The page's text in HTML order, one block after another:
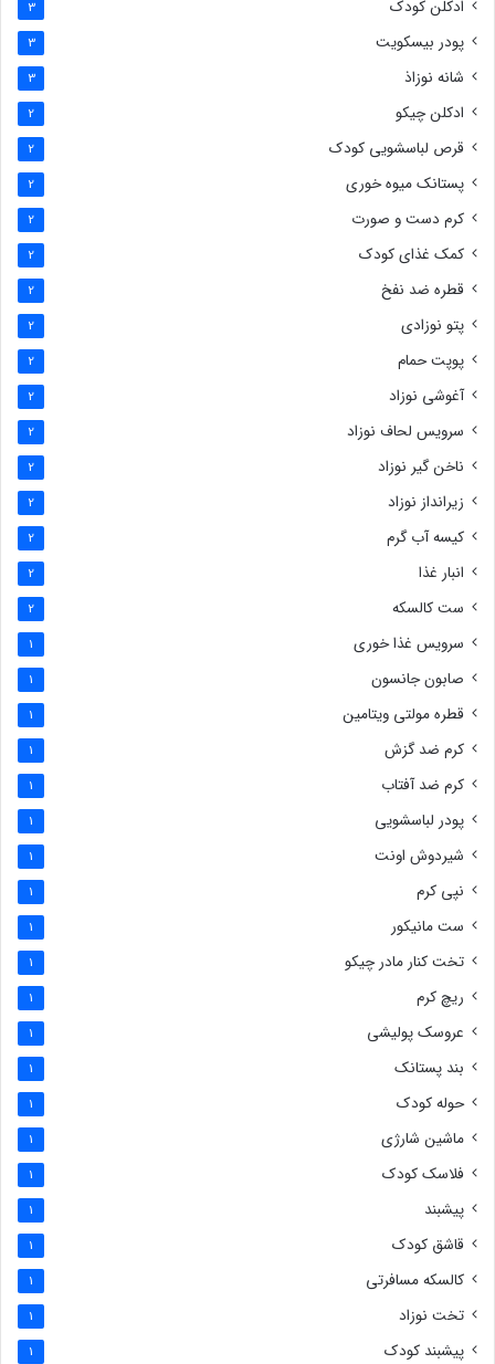
ادکلن کودک 3
پودر بیسکویت 3
شانه نوزاذ 3
ادکلن چیکو 2
قرص لباسشویی کودک 2
پستانک میوه خوری 2
کرم دست و صورت 2
کمک غذای کودک 2
قطره ضد نفخ 2
پتو نوزادی 2
پوپت حمام 2
آغوشی نوزاد 2
سرویس لحاف نوزاد 2
ناخن گیر نوزاد 2
زیرانداز نوزاد 2
کیسه آب گرم 2
انبار غذا 2
ست کالسکه 2
سرویس غذا خوری 1
صابون جانسون 1
قطره مولتی ویتامین 1
کرم ضد گزش 1
کرم ضد آفتاب 1
پودر لباسشویی 1
شیردوش اونت 1
نپی کرم 1
ست مانیکور 1
تخت کنار مادر چیکو 1
ریچ کرم 1
عروسک پولیشی 1
بند پستانک 1
حوله کودک 1
ماشین شارژی 1
فلاسک کودک 1
پیشبند 1
قاشق کودک 1
کالسکه مسافرتی 1
تخت نوزاد 1
پیشبند کودک 1